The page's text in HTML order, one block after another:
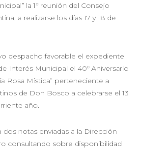
la 1º reunión del Consejo
a realizarse los días 17 y 18 de
despacho favorable el expediente
Interés Municipal el 40º Aniversario
Rosa Mística” perteneciente a
de Don Bosco a celebrarse el 13
año.
notas enviadas a la Dirección
consultando sobre disponibilidad